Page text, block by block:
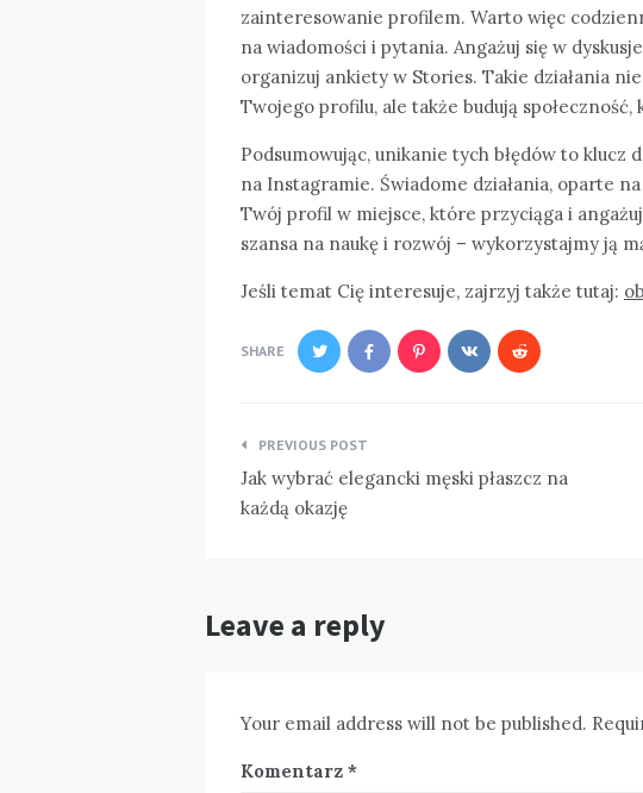
zainteresowanie profilem. Warto więc
na wiadomości i pytania. Angażuj się w
organizuj ankiety w Stories. Takie działania
Twojego profilu, ale także budują
Podsumowując, unikanie tych błędów to
na Instagramie. Świadome działania, oparte
Twój profil w miejsce, które przyciąga i
szansa na naukę i rozwój – wykorzystajmy ją
Jeśli temat Cię interesuje, zajrzyj także tutaj:
SHARE
Nawigacja
wpisu
PREVIOUS POST
Jak wybrać elegancki męski płaszcz na
każdą okazję
Leave a reply
Your email address will not be published.
Komentarz *